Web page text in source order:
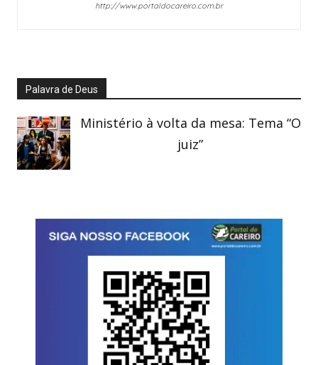
http://www.portaldocareiro.com.br
Palavra de Deus
Ministério à volta da mesa: Tema “O
juiz”